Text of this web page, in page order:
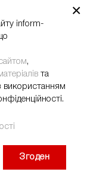
×
inform-
,
та
використанням
Згоден